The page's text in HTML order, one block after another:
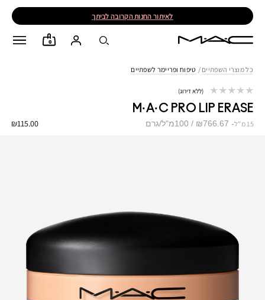
לאיתור החנות הקרובה לביתך
0
כל מוצרי השפתיים / טיפוח ופריימר לשפתיים
M·A·C PRO LIP ERASE
₪115.00 15 מ"ל ₪766.67 / 100מ"ל/גרם
ללא דירוג